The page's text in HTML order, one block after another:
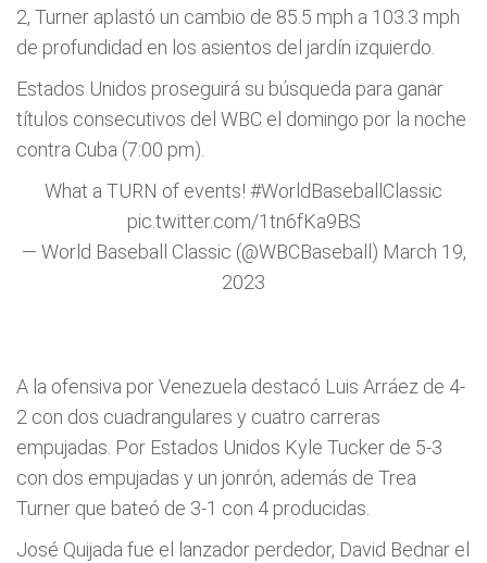
2, Turner aplastó un cambio de 85.5 mph a 103.3 mph
de profundidad en los asientos del jardín izquierdo.
Estados Unidos proseguirá su búsqueda para ganar
títulos consecutivos del WBC el domingo por la noche
contra Cuba (7:00 pm).
What a TURN of events! #WorldBaseballClassic
pic.twitter.com/1tn6fKa9BS
— World Baseball Classic (@WBCBaseball) March 19,
2023
A la ofensiva por Venezuela destacó Luis Arráez de 4-
2 con dos cuadrangulares y cuatro carreras
empujadas. Por Estados Unidos Kyle Tucker de 5-3
con dos empujadas y un jonrón, además de Trea
Turner que bateó de 3-1 con 4 producidas.
José Quijada fue el lanzador perdedor, David Bednar el